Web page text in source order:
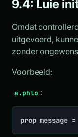
9.4: Luie
Omdat
uitgevoerd,
zonder
Voorbeeld:
a.phlo :
prop message